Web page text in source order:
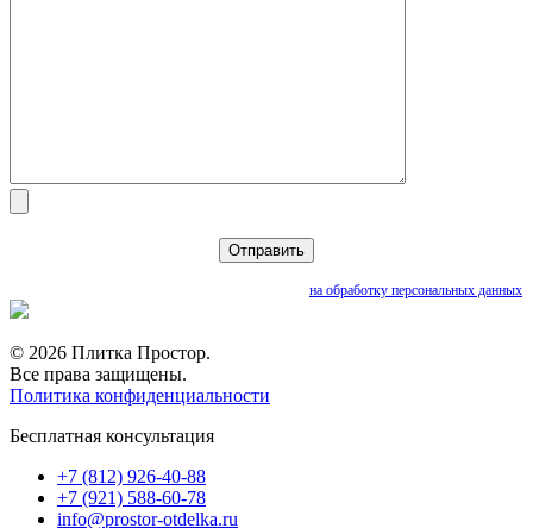
на обработку персональных данных
© 2026 Плитка Простор.
Все права защищены.
Политика конфиденциальности
Бесплатная консультация
+7 (812) 926-40-88
+7 (921) 588-60-78
info@prostor-otdelka.ru